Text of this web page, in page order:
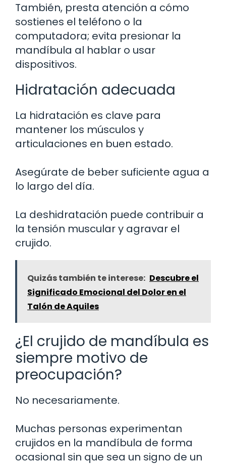
También, presta atención a cómo
sostienes el teléfono o la
computadora; evita presionar la
mandíbula al hablar o usar
dispositivos.
Hidratación adecuada
La hidratación es clave para
mantener los músculos y
articulaciones en buen estado.
Asegúrate de beber suficiente agua a
lo largo del día.
La deshidratación puede contribuir a
la tensión muscular y agravar el
crujido.
Quizás también te interese: Descubre el
Significado Emocional del Dolor en el
Talón de Aquiles
¿El crujido de mandíbula es
siempre motivo de
preocupación?
No necesariamente.
Muchas personas experimentan
crujidos en la mandíbula de forma
ocasional sin que sea un signo de un